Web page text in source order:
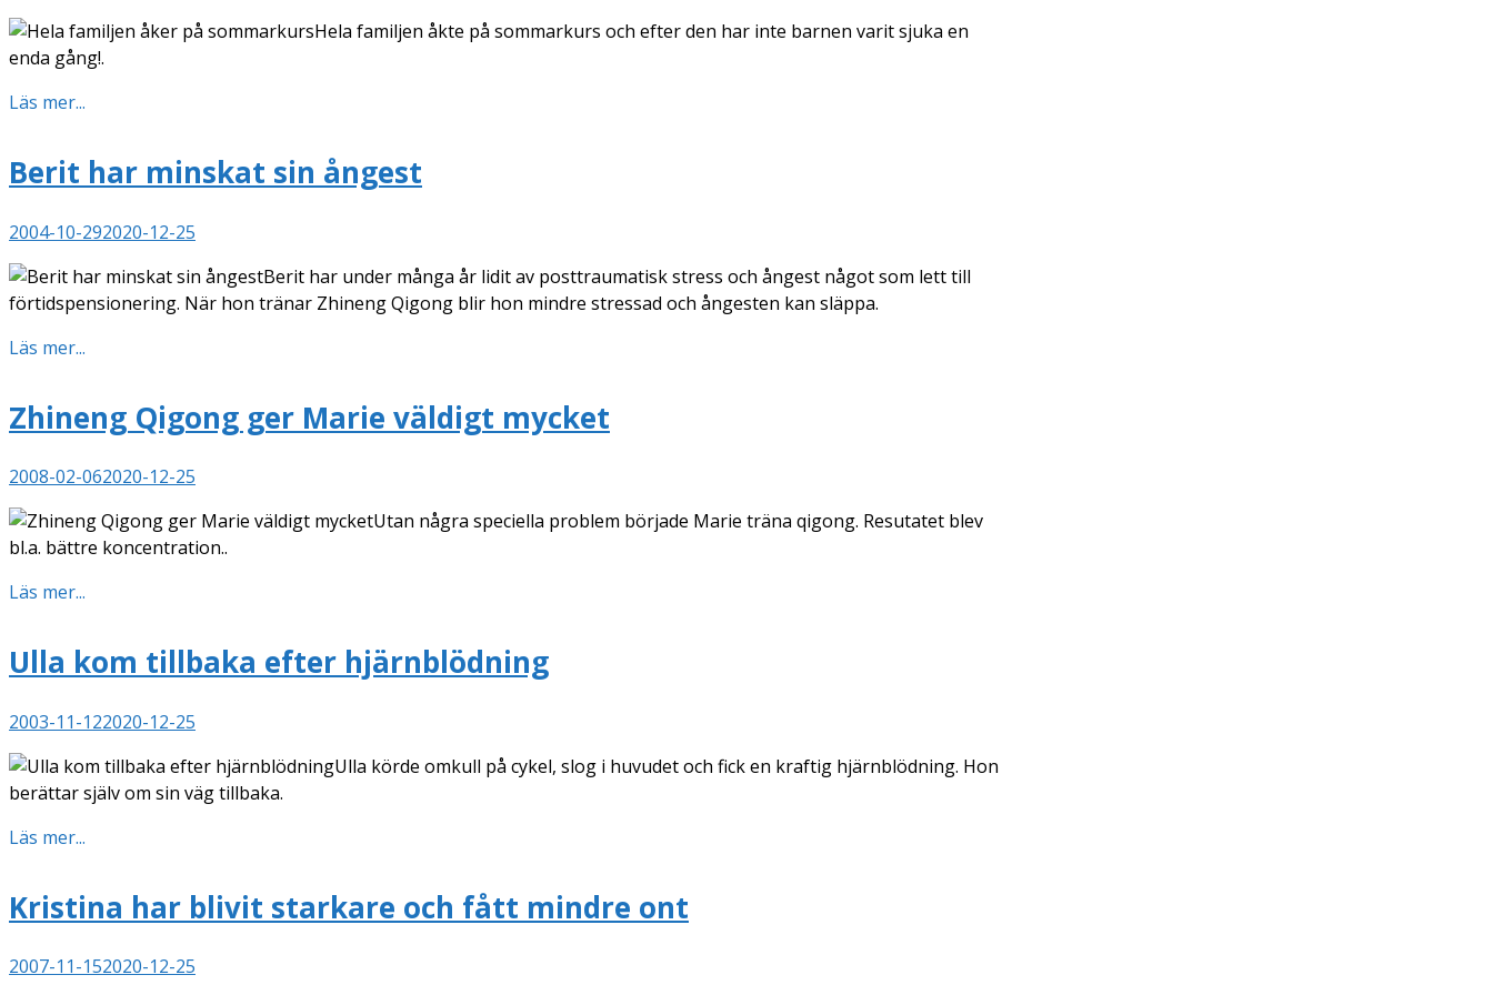
Hela familjen åkte på sommarkurs och efter den har inte barnen varit sjuka en
enda gång!.
Läs mer...
Berit har minskat sin ångest
2004-10-292020-12-25
Berit har under många år lidit av posttraumatisk stress och ångest något som lett till
förtidspensionering. När hon tränar Zhineng Qigong blir hon mindre stressad och ångesten kan släppa.
Läs mer...
Zhineng Qigong ger Marie väldigt mycket
2008-02-062020-12-25
Utan några speciella problem började Marie träna qigong. Resutatet blev
bl.a. bättre koncentration..
Läs mer...
Ulla kom tillbaka efter hjärnblödning
2003-11-122020-12-25
Ulla körde omkull på cykel, slog i huvudet och fick en kraftig hjärnblödning. Hon
berättar själv om sin väg tillbaka.
Läs mer...
Kristina har blivit starkare och fått mindre ont
2007-11-152020-12-25